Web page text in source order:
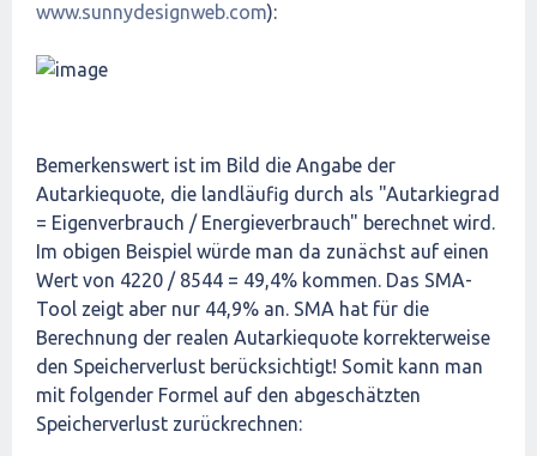
www.sunnydesignweb.com):
Bemerkenswert ist im Bild die Angabe der
Autarkiequote, die landläufig durch als "Autarkiegrad
= Eigenverbrauch / Energieverbrauch" berechnet wird.
Im obigen Beispiel würde man da zunächst auf einen
Wert von 4220 / 8544 = 49,4% kommen. Das SMA-
Tool zeigt aber nur 44,9% an. SMA hat für die
Berechnung der realen Autarkiequote korrekterweise
den Speicherverlust berücksichtigt! Somit kann man
mit folgender Formel auf den abgeschätzten
Speicherverlust zurückrechnen: